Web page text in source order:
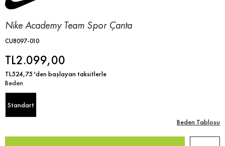
Nike Academy Team Spor Çanta
CU8097-010
TL2.099,00
TL524,75'den başlayan taksitlerle
Beden
Standart
Beden Tablosu